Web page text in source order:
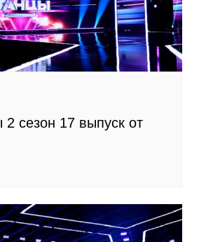
сезон 17 выпуск от